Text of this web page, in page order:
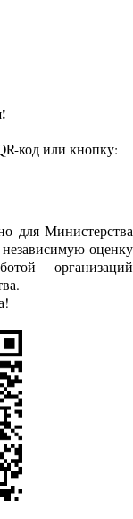
код или кнопку:
для Министерства
оценку
организаций